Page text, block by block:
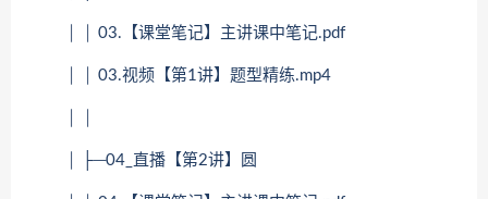
│ │ 03.【课堂笔记】主讲课中笔记.pdf
│ │ 03.视频【第1讲】题型精练.mp4
│ ├─04_直播【第2讲】圆